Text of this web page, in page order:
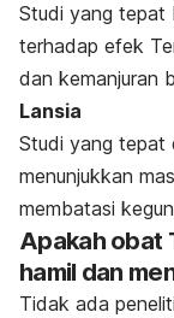
Studi yang tepat
terhadap efek
dan kemanjuran
Lansia
Studi yang tepat
menunjukkan
membatasi
Apakah obat
hamil dan
Tidak ada